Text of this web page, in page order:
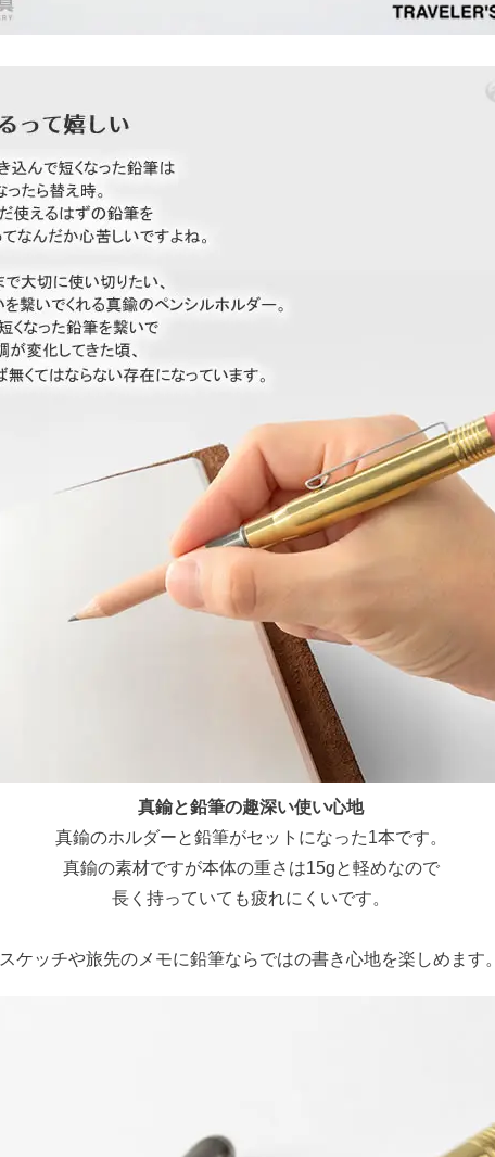
真鍮と鉛筆の趣深い使い心地
真鍮のホルダーと鉛筆がセットになった1本です。
真鍮の素材ですが本体の重さは15gと軽めなので
長く持っていても疲れにくいです。
スケッチや旅先のメモに鉛筆ならではの書き心地を楽しめます。